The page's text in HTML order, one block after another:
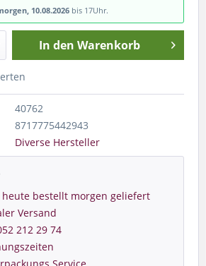
10.08.2026 bis 17Uhr.
In den Warenkorb
40762
8717775442943
Diverse Hersteller
heute bestellt morgen geliefert
Versand
212 29 74
Service